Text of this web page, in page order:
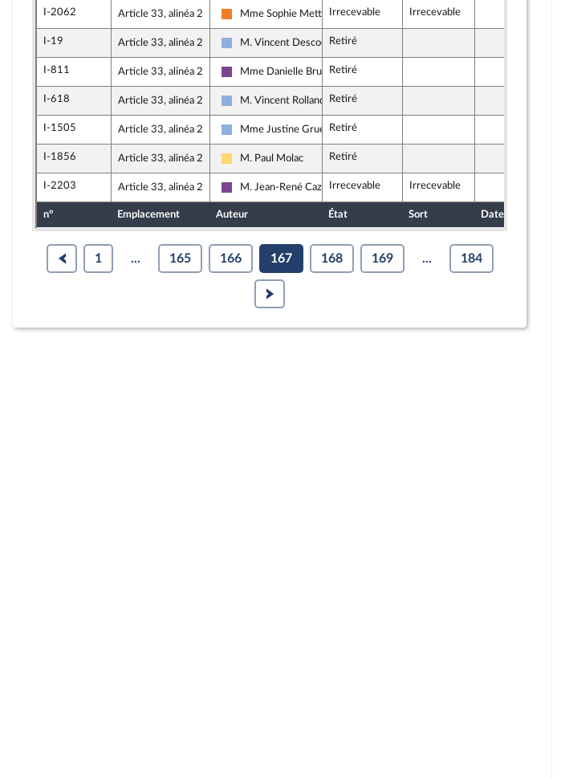
I-2062 Article 33, alinéa 2
Les Démocrates
Mme Sophie Mette Irrecevable Irrecevable
I-19 Article 33, alinéa 2
Droite Républicaine
M. Vincent DescoeurRetiré
I-811 Article 33, alinéa 2
Ensemble pour la République
Mme Danielle Brulebois
Retiré
I-618 Article 33, alinéa 2
Droite Républicaine
M. Vincent Rolland Retiré
I-1505 Article 33, alinéa 2
Droite Républicaine
Mme Justine Gruet Retiré
I-1856 Article 33, alinéa 2
Libertés, Indépendants, Outre-mer et Territoires
M. Paul Molac Retiré
I-2203 Article 33, alinéa 2
Ensemble pour la République
M. Jean-René CazeneuveIrrecevable Irrecevable
n° Emplacement Auteur État Sort Date d'examen
1 ... 165 166 167 168 169 ... 184